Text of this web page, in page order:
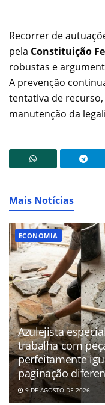
Recorrer de
pela Constituição
robustas e
A prevenção
tentativa de
manutenção da
Mais Notícias
ECONOMIA
Azulejista
trabalha com
perfeitamente
paginação
9 DE AGOSTO DE 2026